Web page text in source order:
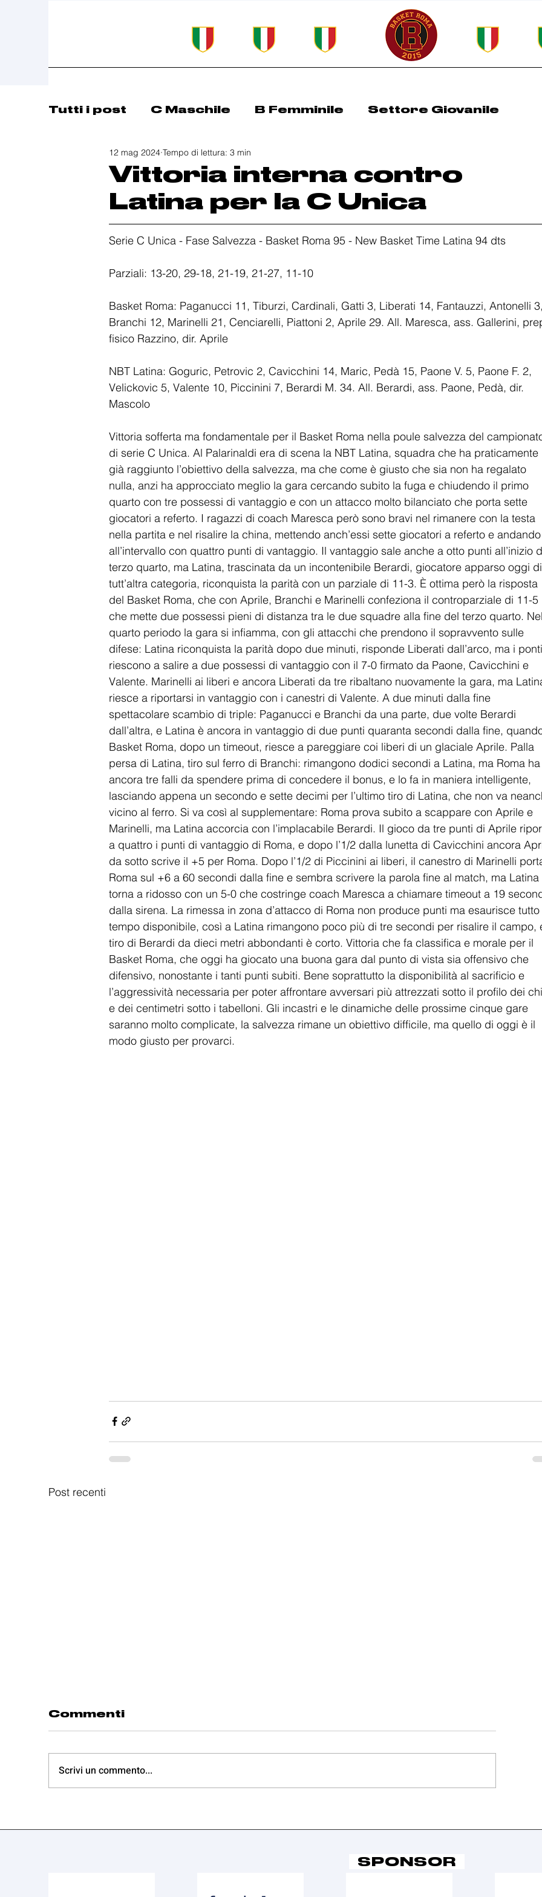
Tutti i post C Maschile B Femminile Settore Giovanile
Comunicazioni Basket Roma Spring Cup
Vittoria interna contro
Latina per la C Unica
12 mag 2024 Tempo di lettura: 3 min
Serie C Unica - Fase Salvezza - Basket Roma 95 - New Basket Time Latina 94 dts
Parziali: 13-20, 29-18, 21-19, 21-27, 11-10
Basket Roma: Paganucci 11, Tiburzi, Cardinali, Gatti 3, Liberati 14, Fantauzzi, Antonelli 3,
Branchi 12, Marinelli 21, Cenciarelli, Piattoni 2, Aprile 29. All. Maresca, ass. Gallerini,
fisico Razzino, dir. Aprile
NBT Latina: Goguric, Petrovic 2, Cavicchini 14, Maric, Pedà 15, Paone V. 5, Paone F. 2,
Velickovic 5, Valente 10, Piccinini 7, Berardi M. 34. All. Berardi, ass. Paone, Pedà, dir.
Mascolo
Vittoria sofferta ma fondamentale per il Basket Roma nella poule salvezza del
di serie C Unica. Al Palarinaldi era di scena la NBT Latina, squadra che ha praticamente
già raggiunto l’obiettivo della salvezza, ma che come è giusto che sia non ha regalato
nulla, anzi ha approcciato meglio la gara cercando subito la fuga e chiudendo il primo
quarto con tre possessi di vantaggio e con un attacco molto bilanciato che porta sette
giocatori a referto. I ragazzi di coach Maresca però sono bravi nel rimanere con la testa
nella partita e nel risalire la china, mettendo anch’essi sette giocatori a referto e andando
all’intervallo con quattro punti di vantaggio. Il vantaggio sale anche a otto punti all’inizio
terzo quarto, ma Latina, trascinata da un incontenibile Berardi, giocatore apparso oggi di
tutt’altra categoria, riconquista la parità con un parziale di 11-3. È ottima però la risposta
del Basket Roma, che con Aprile, Branchi e Marinelli confeziona il controparziale di 11-5
che mette due possessi pieni di distanza tra le due squadre alla fine del terzo quarto. Nel
quarto periodo la gara si infiamma, con gli attacchi che prendono il sopravvento sulle
difese: Latina riconquista la parità dopo due minuti, risponde Liberati dall’arco, ma i
riescono a salire a due possessi di vantaggio con il 7-0 firmato da Paone, Cavicchini e
Valente. Marinelli ai liberi e ancora Liberati da tre ribaltano nuovamente la gara, ma
riesce a riportarsi in vantaggio con i canestri di Valente. A due minuti dalla fine
spettacolare scambio di triple: Paganucci e Branchi da una parte, due volte Berardi
dall’altra, e Latina è ancora in vantaggio di due punti quaranta secondi dalla fine,
Basket Roma, dopo un timeout, riesce a pareggiare coi liberi di un glaciale Aprile. Palla
persa di Latina, tiro sul ferro di Branchi: rimangono dodici secondi a Latina, ma Roma ha
ancora tre falli da spendere prima di concedere il bonus, e lo fa in maniera intelligente,
lasciando appena un secondo e sette decimi per l’ultimo tiro di Latina, che non va
vicino al ferro. Si va così al supplementare: Roma prova subito a scappare con Aprile e
Marinelli, ma Latina accorcia con l’implacabile Berardi. Il gioco da tre punti di Aprile
a quattro i punti di vantaggio di Roma, e dopo l’1/2 dalla lunetta di Cavicchini ancora
da sotto scrive il +5 per Roma. Dopo l’1/2 di Piccinini ai liberi, il canestro di Marinelli
Roma sul +6 a 60 secondi dalla fine e sembra scrivere la parola fine al match, ma Latina
torna a ridosso con un 5-0 che costringe coach Maresca a chiamare timeout a 19
dalla sirena. La rimessa in zona d’attacco di Roma non produce punti ma esaurisce tutto
tempo disponibile, così a Latina rimangono poco più di tre secondi per risalire il campo,
tiro di Berardi da dieci metri abbondanti è corto. Vittoria che fa classifica e morale per il
Basket Roma, che oggi ha giocato una buona gara dal punto di vista sia offensivo che
difensivo, nonostante i tanti punti subiti. Bene soprattutto la disponibilità al sacrificio e
l’aggressività necessaria per poter affrontare avversari più attrezzati sotto il profilo dei
e dei centimetri sotto i tabelloni. Gli incastri e le dinamiche delle prossime cinque gare
saranno molto complicate, la salvezza rimane un obiettivo difficile, ma quello di oggi è il
modo giusto per provarci.
Post recenti
Commenti
Scrivi un commento...
SPONSOR